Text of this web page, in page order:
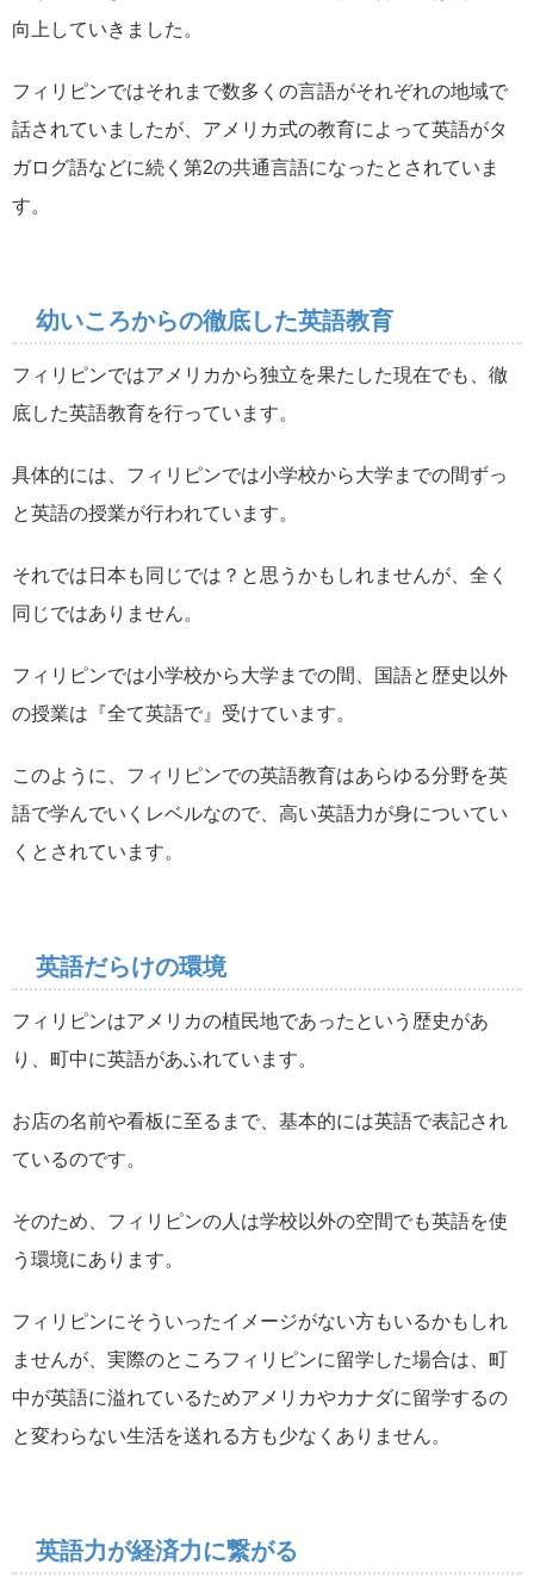
向上していきました。
フィリピンではそれまで数多くの言語がそれぞれの地域で
話されていましたが、アメリカ式の教育によって英語がタ
ガログ語などに続く第2の共通言語になったとされていま
す。
幼いころからの徹底した英語教育
フィリピンではアメリカから独立を果たした現在でも、徹
底した英語教育を行っています。
具体的には、フィリピンでは小学校から大学までの間ずっ
と英語の授業が行われています。
それでは日本も同じでは？と思うかもしれませんが、全く
同じではありません。
フィリピンでは小学校から大学までの間、国語と歴史以外
の授業は『全て英語で』受けています。
このように、フィリピンでの英語教育はあらゆる分野を英
語で学んでいくレベルなので、高い英語力が身についてい
くとされています。
英語だらけの環境
フィリピンはアメリカの植民地であったという歴史があ
り、町中に英語があふれています。
お店の名前や看板に至るまで、基本的には英語で表記され
ているのです。
そのため、フィリピンの人は学校以外の空間でも英語を使
う環境にあります。
フィリピンにそういったイメージがない方もいるかもしれ
ませんが、実際のところフィリピンに留学した場合は、町
中が英語に溢れているためアメリカやカナダに留学するの
と変わらない生活を送れる方も少なくありません。
英語力が経済力に繋がる